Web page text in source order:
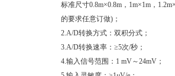
标准尺寸0.8m×0.8m，1m×1m，
的要求任意订做)；
2.A/D转换方式：双积分式；
3.A/D转换速率：≥5次/秒；
4.输入信号范围：1 mV～24mV；